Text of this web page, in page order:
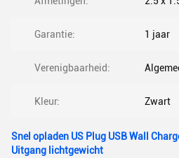
Garantie: 1 jaar
Verenigbaarheid:
Kleur: Zwart
Snel opladen US Plug USB Wall
Uitgang lichtgewicht